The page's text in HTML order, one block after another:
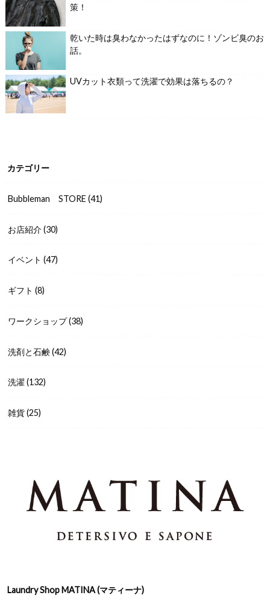
策！
乾いた時は臭わなかったはずなのに！ゾンビ臭のお
話。
UVカット衣類って洗濯で効果は落ちるの？
カテゴリー
Bubbleman STORE(41)
お店紹介(30)
イベント(47)
ギフト(8)
ワークショップ(38)
洗剤と石鹸(42)
洗濯(132)
雑貨(25)
Laundry Shop MATINA (マティーナ)